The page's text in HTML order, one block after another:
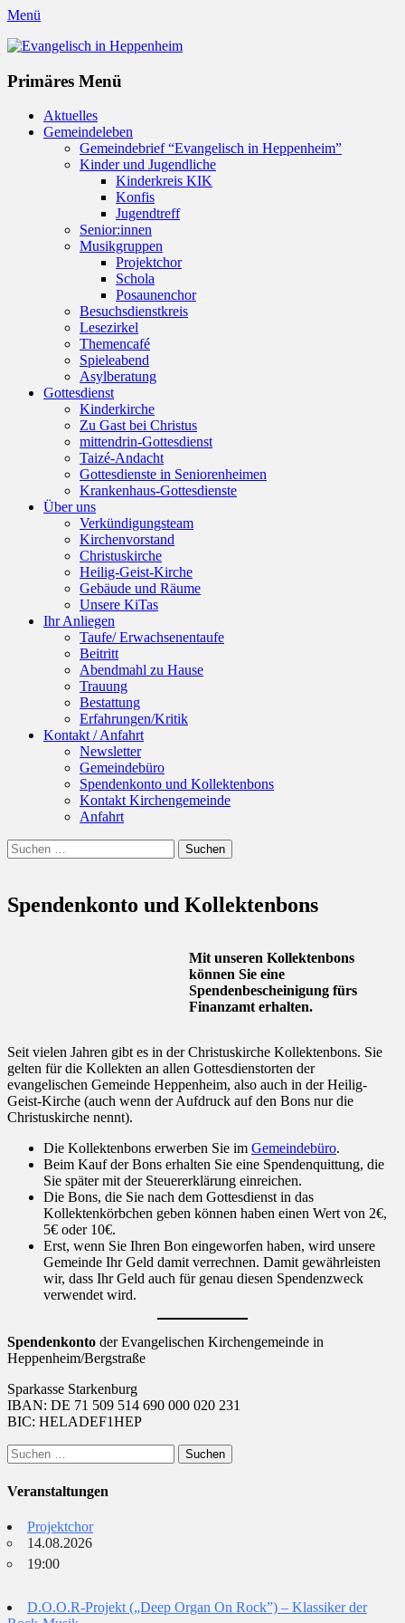
Menü
Evangelisch in Heppenheim
Primäres Menü
Zum
Inhalt
Aktuelles
Gemeindeleben
Gemeindebrief “Evangelisch in Heppenheim”
Kinder und Jugendliche
Kinderkreis KIK
Konfis
Jugendtreff
Senior:innen
Musikgruppen
Projektchor
Schola
Posaunenchor
Besuchsdienstkreis
Lesezirkel
Themencafé
Spieleabend
Asylberatung
Gottesdienst
Kinderkirche
Zu Gast bei Christus
mittendrin-Gottesdienst
Taizé-Andacht
Gottesdienste in Seniorenheimen
Krankenhaus-Gottesdienste
Über uns
Verkündigungsteam
Kirchenvorstand
Christuskirche
Heilig-Geist-Kirche
Gebäude und Räume
Unsere KiTas
Ihr Anliegen
Taufe/ Erwachsenentaufe
Beitritt
Abendmahl zu Hause
Trauung
Bestattung
Erfahrungen/Kritik
Kontakt / Anfahrt
Newsletter
Gemeindebüro
Spendenkonto und Kollektenbons
Kontakt Kirchengemeinde
Anfahrt
Suchen
Suchen
nach:
Spendenkonto und Kollektenbons
Mit unseren Kollektenbons
können Sie eine
Spendenbescheinigung fürs
Finanzamt erhalten.
Seit vielen Jahren gibt es in der Christuskirche Kollektenbons. Sie
gelten für die Kollekten an allen Gottesdienstorten der
evangelischen Gemeinde Heppenheim, also auch in der Heilig-
Geist-Kirche (auch wenn der Aufdruck auf den Bons nur die
Christuskirche nennt).
Die Kollektenbons erwerben Sie im Gemeindebüro.
Beim Kauf der Bons erhalten Sie eine Spendenquittung, die
Sie später mit der Steuererklärung einreichen.
Die Bons, die Sie nach dem Gottesdienst in das
Kollektenkörbchen geben können haben einen Wert von 2€,
5€ oder 10€.
Erst, wenn Sie Ihren Bon eingeworfen haben, wird unsere
Gemeinde Ihr Geld damit verrechnen. Damit gewährleisten
wir, dass Ihr Geld auch für genau diesen Spendenzweck
verwendet wird.
Spendenkonto der Evangelischen Kirchengemeinde in
Heppenheim/Bergstraße
Sparkasse Starkenburg
IBAN: DE 71 509 514 690 000 020 231
BIC: HELADEF1HEP
Suchen
nach:
Veranstaltungen
Projektchor
14.08.2026
19:00
D.O.O.R-Projekt („Deep Organ On Rock”) – Klassiker der